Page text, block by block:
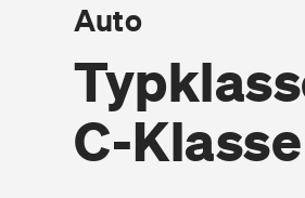
C-Klasse
Auto